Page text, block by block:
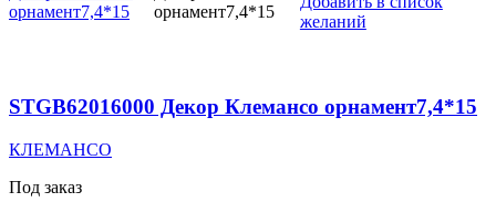
желаний
STGB62016000 Декор Клемансо орнамент7,4*15
КЛЕМАНСО
Под заказ